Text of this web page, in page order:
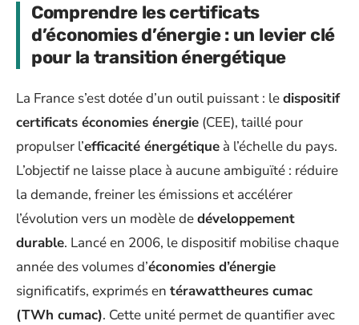
Comprendre les certificats
d’économies d’énergie : un levier clé
pour la transition énergétique
La France s’est dotée d’un outil puissant : ledispositif
certificats économies énergie (CEE), taillé pour
propulser l’efficacité énergétique à l’échelle du pays.
L’objectif ne laisse place à aucune ambiguïté : réduire
la demande, freiner les émissions et accélérer
l’évolution vers un modèle dedéveloppement
durable. Lancé en 2006, le dispositif mobilise chaque
année des volumes d’économies d’énergie
significatifs, exprimés en térawattheures cumac
(TWh cumac). Cette unité permet de quantifier avec